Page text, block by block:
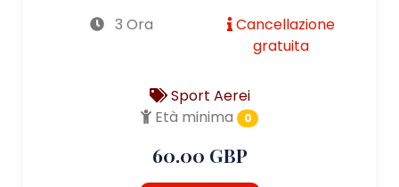
3 Ora
Cancellazione
gratuita
Sport Aerei
Età minima
0
60.00 GBP